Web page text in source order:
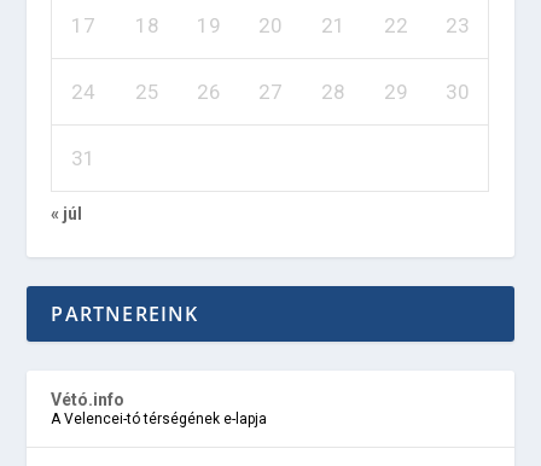
17 18 19 20 21 22 23
24 25 26 27 28 29 30
31
« júl
PARTNEREINK
Vétó.info
A Velencei-tó térségének e-lapja